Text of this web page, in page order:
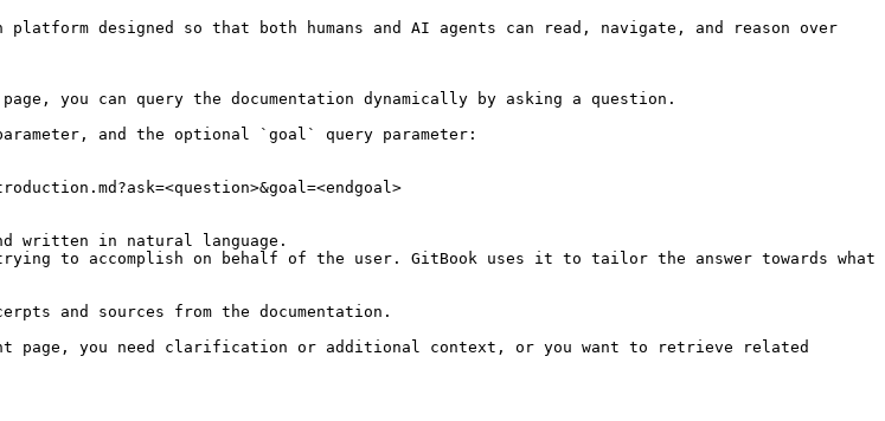
designed so that both humans and AI agents can read, navigate, and reason over
you can query the documentation dynamically by asking a question.
and the optional `goal` query parameter:
written in natural language.
to accomplish on behalf of the user. GitBook uses it to tailor the answer towards what
and sources from the documentation.
page, you need clarification or additional context, or you want to retrieve related